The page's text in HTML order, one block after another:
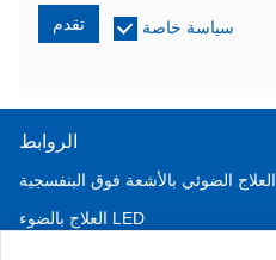
تقدم سياسة خاصة
الروابط
العلاج الضوئي بالأشعة فوق البنفسجية
العلاج بالضوء LED